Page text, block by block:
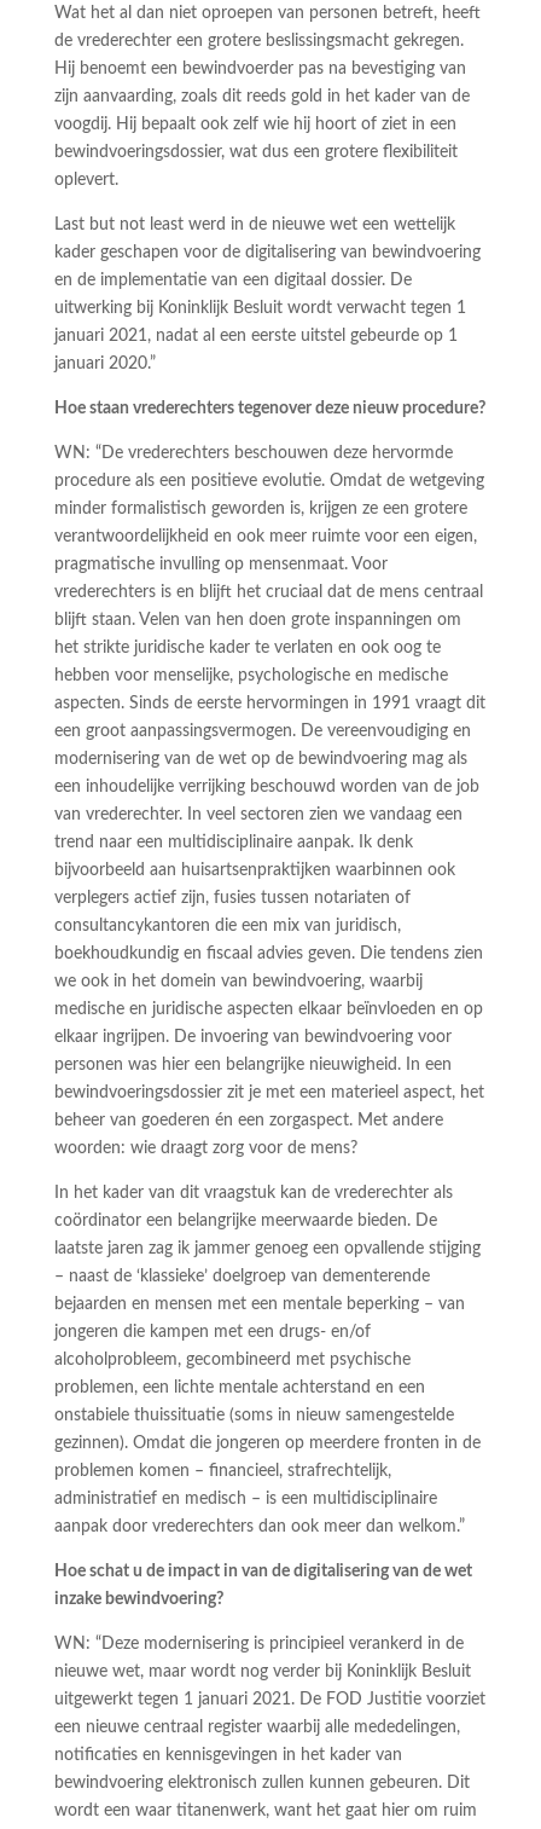
Wat het al dan niet oproepen van personen betreft, heeft
de vrederechter een grotere beslissingsmacht gekregen.
Hij benoemt een bewindvoerder pas na bevestiging van
zijn aanvaarding, zoals dit reeds gold in het kader van de
voogdij. Hij bepaalt ook zelf wie hij hoort of ziet in een
bewindvoeringsdossier, wat dus een grotere flexibiliteit
oplevert.
Last but not least werd in de nieuwe wet een wettelijk
kader geschapen voor de digitalisering van bewindvoering
en de implementatie van een digitaal dossier. De
uitwerking bij Koninklijk Besluit wordt verwacht tegen 1
januari 2021, nadat al een eerste uitstel gebeurde op 1
januari 2020.”
Hoe staan vrederechters tegenover deze nieuw procedure?
WN: “De vrederechters beschouwen deze hervormde
procedure als een positieve evolutie. Omdat de wetgeving
minder formalistisch geworden is, krijgen ze een grotere
verantwoordelijkheid en ook meer ruimte voor een eigen,
pragmatische invulling op mensenmaat. Voor
vrederechters is en blijft het cruciaal dat de mens centraal
blijft staan. Velen van hen doen grote inspanningen om
het strikte juridische kader te verlaten en ook oog te
hebben voor menselijke, psychologische en medische
aspecten. Sinds de eerste hervormingen in 1991 vraagt dit
een groot aanpassingsvermogen. De vereenvoudiging en
modernisering van de wet op de bewindvoering mag als
een inhoudelijke verrijking beschouwd worden van de job
van vrederechter. In veel sectoren zien we vandaag een
trend naar een multidisciplinaire aanpak. Ik denk
bijvoorbeeld aan huisartsenpraktijken waarbinnen ook
verplegers actief zijn, fusies tussen notariaten of
consultancykantoren die een mix van juridisch,
boekhoudkundig en fiscaal advies geven. Die tendens zien
we ook in het domein van bewindvoering, waarbij
medische en juridische aspecten elkaar beïnvloeden en op
elkaar ingrijpen. De invoering van bewindvoering voor
personen was hier een belangrijke nieuwigheid. In een
bewindvoeringsdossier zit je met een materieel aspect, het
beheer van goederen én een zorgaspect. Met andere
woorden: wie draagt zorg voor de mens?
In het kader van dit vraagstuk kan de vrederechter als
coördinator een belangrijke meerwaarde bieden. De
laatste jaren zag ik jammer genoeg een opvallende stijging
– naast de ‘klassieke’ doelgroep van dementerende
bejaarden en mensen met een mentale beperking – van
jongeren die kampen met een drugs- en/of
alcoholprobleem, gecombineerd met psychische
problemen, een lichte mentale achterstand en een
onstabiele thuissituatie (soms in nieuw samengestelde
gezinnen). Omdat die jongeren op meerdere fronten in de
problemen komen – financieel, strafrechtelijk,
administratief en medisch – is een multidisciplinaire
aanpak door vrederechters dan ook meer dan welkom.”
Hoe schat u de impact in van de digitalisering van de wet
inzake bewindvoering?
WN: “Deze modernisering is principieel verankerd in de
nieuwe wet, maar wordt nog verder bij Koninklijk Besluit
uitgewerkt tegen 1 januari 2021. De FOD Justitie voorziet
een nieuwe centraal register waarbij alle mededelingen,
notificaties en kennisgevingen in het kader van
bewindvoering elektronisch zullen kunnen gebeuren. Dit
wordt een waar titanenwerk, want het gaat hier om ruim